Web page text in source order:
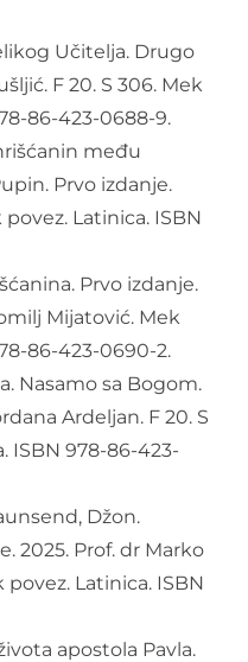
Učitelja. Drugo
F 20. S 306. Mek
86-423-0688-9.
među
Prvo izdanje.
povez. Latinica. ISBN
Prvo izdanje.
Mijatović. Mek
86-423-0690-2.
Nasamo sa Bogom.
Ardeljan. F 20. S
ISBN 978-86-423-
Džon.
2025. Prof. dr Marko
povez. Latinica. ISBN
apostola Pavla.